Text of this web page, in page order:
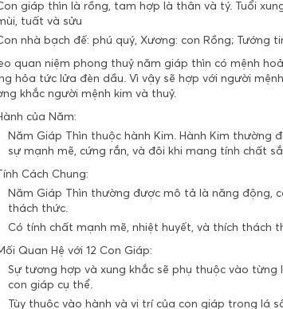
giáp thìn là rồng, tam hợp là thân và tý. Tuổi
tuất và sửu
nhà bạch đế: phú quý, Xương: con Rồng; Tướng
quan niệm phong thuỷ năm giáp thìn có mệnh
hỏa tức lửa đèn dầu. Vì vậy sẽ hợp với người
khắc người mệnh kim và thuỷ.
của Năm:
Năm Giáp Thìn thuộc hành Kim. Hành Kim thường
sự mạnh mẽ, cứng rắn, và đôi khi mang tính chất
Tính Cách Chung:
Năm Giáp Thìn thường được mô tả là năng động,
thách thức.
Có tính chất mạnh mẽ, nhiệt huyết, và thích thách
Quan Hệ với 12 Con Giáp:
Sự tương hợp và xung khắc sẽ phụ thuộc vào từng
con giáp cụ thể.
Tùy thuộc vào hành và vị trí của con giáp trong lá